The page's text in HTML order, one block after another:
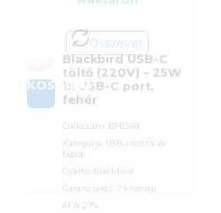
Összevet
KOSÁRBA
Blackbird USB-C
töltő (220V) – 25W
1x USB-C port,
fehér
Cikkszám: BH1349
Kategória: USB-s töltők és
tápok
Gyártó: Blackbird
Garanciaidő: 24 hónap
ÁFA: 27%